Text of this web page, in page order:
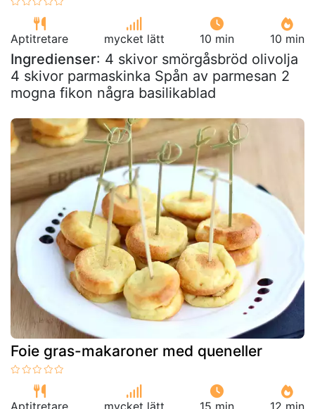
Aptitretare mycket lätt 10 min 10 min
Ingredienser: 4 skivor smörgåsbröd olivolja
4 skivor parmaskinka Spån av parmesan 2
mogna fikon några basilikablad
Foie gras-makaroner med queneller
Aptitretare mycket lätt 15 min 12 min